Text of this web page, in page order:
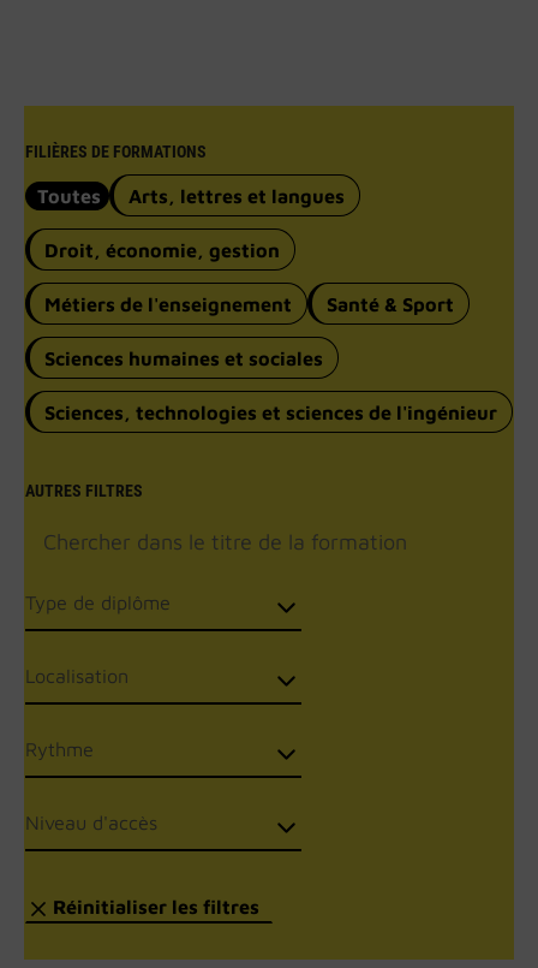
FILIÈRES DE FORMATIONS
Toutes Arts, lettres et langues
Droit, économie, gestion
Métiers de l'enseignement Santé & Sport
Sciences humaines et sociales
Sciences, technologies et sciences de l'ingénieur
AUTRES FILTRES